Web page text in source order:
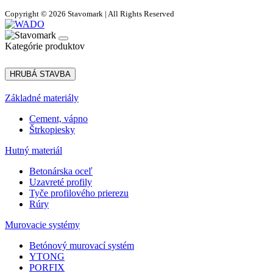
Copyright © 2026 Stavomark | All Rights Reserved
Kategórie produktov
HRUBÁ STAVBA
Základné materiály
Cement, vápno
Štrkopiesky
Hutný materiál
Betonárska oceľ
Uzavreté profily
Tyče profilového prierezu
Rúry
Murovacie systémy
Betónový murovací systém
YTONG
PORFIX